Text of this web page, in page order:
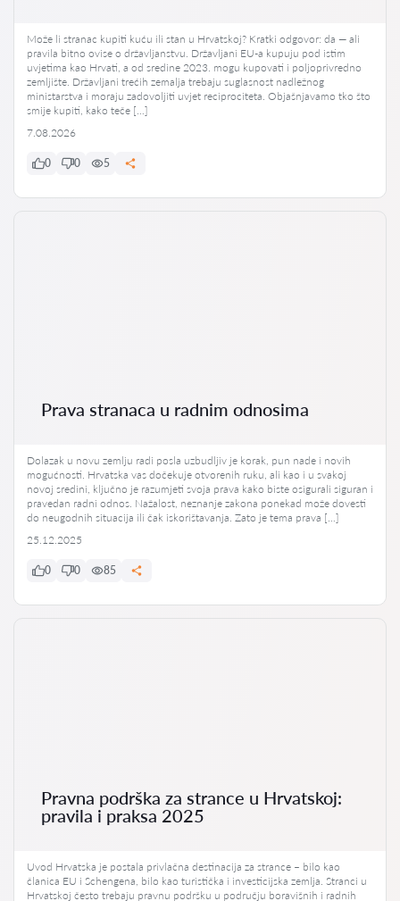
Može li stranac kupiti kuću ili stan u Hrvatskoj? Kratki odgovor: da — ali
pravila bitno ovise o državljanstvu. Državljani EU-a kupuju pod istim
uvjetima kao Hrvati, a od sredine 2023. mogu kupovati i poljoprivredno
zemljište. Državljani trećih zemalja trebaju suglasnost nadležnog
ministarstva i moraju zadovoljiti uvjet reciprociteta. Objašnjavamo tko što
smije kupiti, kako teče […]
7.08.2026
0 0 5
Prava stranaca u radnim odnosima
Dolazak u novu zemlju radi posla uzbudljiv je korak, pun nade i novih
mogućnosti. Hrvatska vas dočekuje otvorenih ruku, ali kao i u svakoj
novoj sredini, ključno je razumjeti svoja prava kako biste osigurali siguran i
pravedan radni odnos. Nažalost, neznanje zakona ponekad može dovesti
do neugodnih situacija ili čak iskorištavanja. Zato je tema prava […]
25.12.2025
0 0 85
Pravna podrška za strance u Hrvatskoj:
pravila i praksa 2025
Uvod Hrvatska je postala privlačna destinacija za strance – bilo kao
članica EU i Schengena, bilo kao turistička i investicijska zemlja. Stranci u
Hrvatskoj često trebaju pravnu podršku u području boravišnih i radnih